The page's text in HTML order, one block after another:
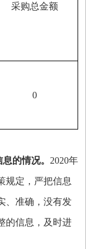
采购总金额
0
的情况。 2020年
规定，严把信息
、准确，没有发
的信息，及时进